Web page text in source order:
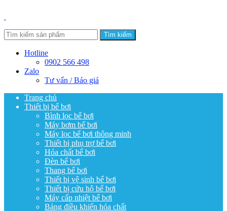
Tìm kiếm
Hotline
0902 566 498
Zalo
Tư vấn / Báo giá
Trang chủ
Thiết bị bể bơi
Bình lọc bể bơi
Máy bơm bể bơi
Máy lọc bể bơi thông minh
Thiết bị phụ trợ bể bơi
Hóa chất bể bơi
Đèn bể bơi
Thang bể bơi
Thiết bị vệ sinh bể bơi
Thiết bị cứu hộ bể bơi
Máy cấp nhiệt bể bơi
Bảng điều khiển hóa chất